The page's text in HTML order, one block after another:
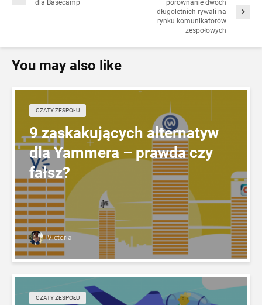
dla Basecamp
porównanie dwóch
długoletnich rywali na
rynku komunikatorów
zespołowych
You may also like
CZATY ZESPOŁU
9 zaskakujących alternatyw
dla Yammera – prawda czy
fałsz?
Victoria
CZATY ZESPOŁU